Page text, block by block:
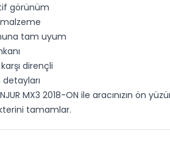
görünüm
malzeme
tam uyum
dirençli
MX3 2018-ON ile aracınızın ön
tamamlar.